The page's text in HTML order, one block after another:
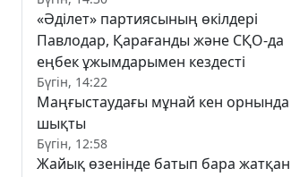
«Әділет» партиясының өкілдері
Павлодар, Қарағанды және СҚО-да
еңбек ұжымдарымен кездесті
Бүгін, 14:22
Маңғыстаудағы мұнай кен
шықты
Бүгін, 12:58
Жайық өзенінде батып бара жатқан